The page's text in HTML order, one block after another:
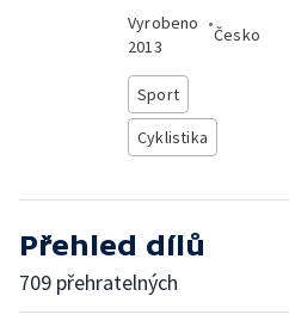
Vyrobeno
2013
•
Česko
Sport
Cyklistika
Přehled dílů
709 přehratelných